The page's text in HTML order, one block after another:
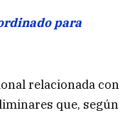
para
relacionada con
que, según